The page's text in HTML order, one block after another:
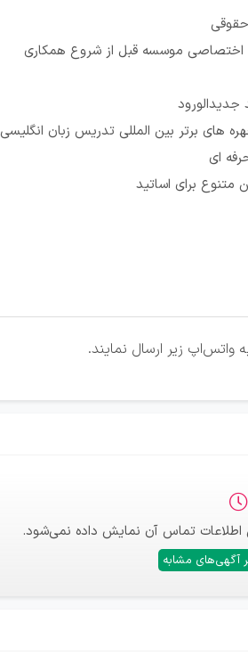
اختصاصی موسسه قبل از شروع همکاری
های برتر بین المللی تدریس زبان انگلیسی
ای
متنوع برای اساتید
واتس‌اپ زیر ارسال نمایند.
تماس آن نمایش داده نمی‌شود.
آگهی‌های مشابه